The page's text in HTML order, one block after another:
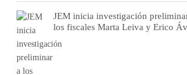
JEM inicia investigación
los fiscales Marta Leiva y Erico